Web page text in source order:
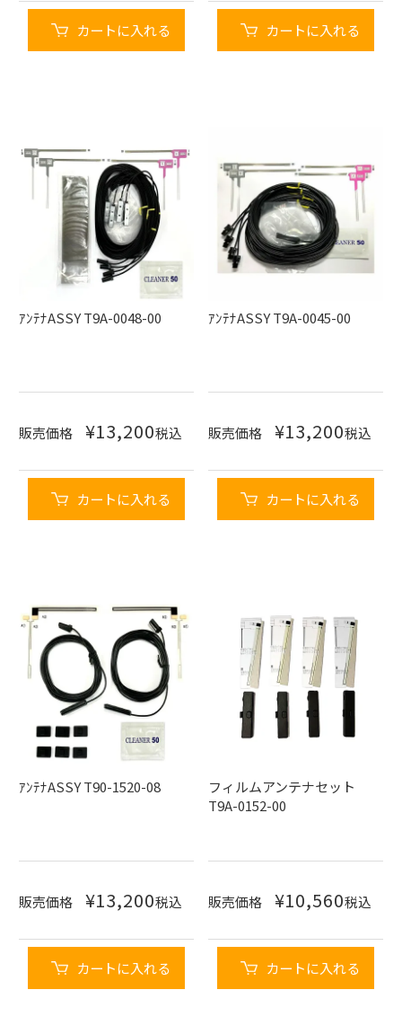
カートに入れる カートに入れる
ｱﾝﾃﾅASSY T9A-0048-00
販売価格 ¥13,200税込
カートに入れる
ｱﾝﾃﾅASSY T9A-0045-00
販売価格 ¥13,200税込
カートに入れる
ｱﾝﾃﾅASSY T90-1520-08
販売価格 ¥13,200税込
カートに入れる
フィルムアンテナセット
T9A-0152-00
販売価格 ¥10,560税込
カートに入れる